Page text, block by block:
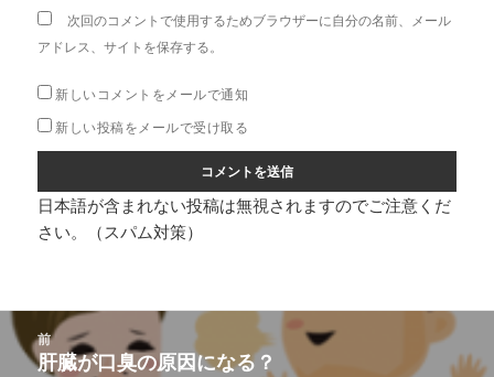
次回のコメントで使用するためブラウザーに自分の名前、メール
アドレス、サイトを保存する。
新しいコメントをメールで通知
新しい投稿をメールで受け取る
日本語が含まれない投稿は無視されますのでご注意くだ
さい。（スパム対策）
投
前
前
肝臓が口臭の原因になる？